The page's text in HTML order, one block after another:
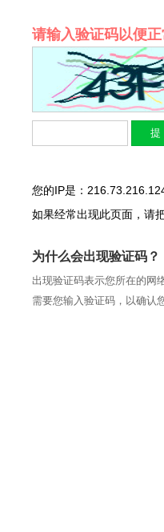
请输入验证码以便正
您的IP是：
如果经常出现此页面，请
为什么会出现验证码？
出现验证码表示您所在的网
需要您输入验证码，以确认